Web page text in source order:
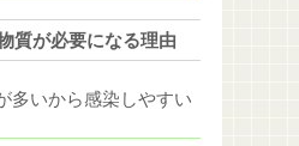
質が必要になる理由
多いから感染しやすい